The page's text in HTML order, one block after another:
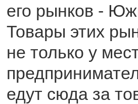
его рынков -
Товары этих
не только у
едут сюда за